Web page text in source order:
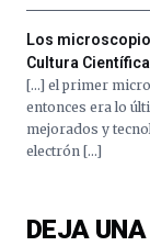
iniciativa,
organizada
por
la
Cátedra…
Los
Cultura Científica
[…] el primer
entonces era lo
mejorados y
electrón […]
DEJA